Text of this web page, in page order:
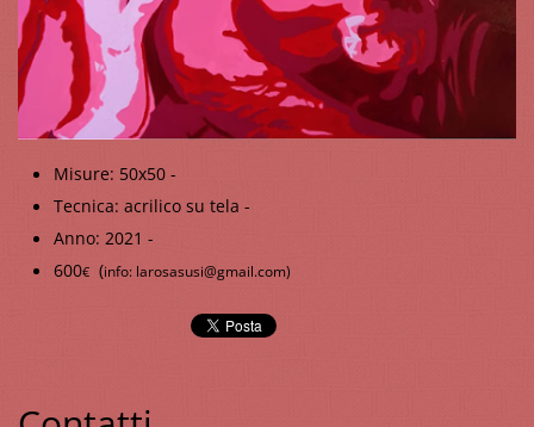
Misure: 50x50 -
Tecnica: acrilico su tela -
Anno: 2021 -
600€(info: larosasusi@gmail.com)